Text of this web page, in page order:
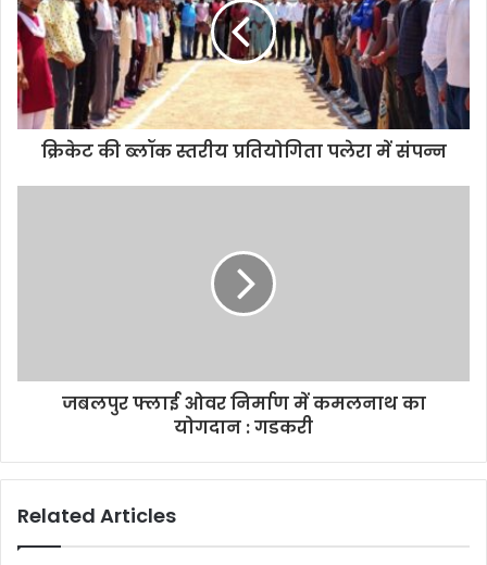
क्रिकेट की ब्लॉक स्तरीय प्रतियोगिता पलेरा में संपन्न
जबलपुर फ्लाई ओवर निर्माण में कमलनाथ का
योगदान : गडकरी
Related Articles